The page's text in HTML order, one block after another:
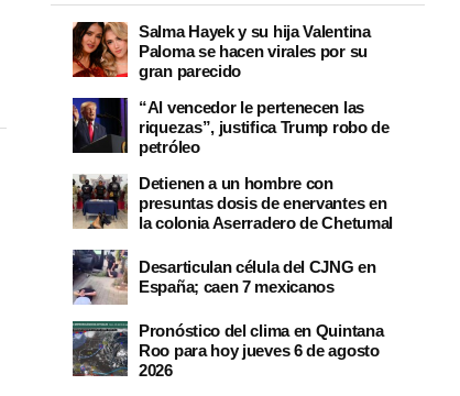
Salma Hayek y su hija Valentina
Paloma se hacen virales por su
gran parecido
“Al vencedor le pertenecen las
riquezas”, justifica Trump robo de
petróleo
Detienen a un hombre con
presuntas dosis de enervantes en
la colonia Aserradero de Chetumal
Desarticulan célula del CJNG en
España; caen 7 mexicanos
Pronóstico del clima en Quintana
Roo para hoy jueves 6 de agosto
2026